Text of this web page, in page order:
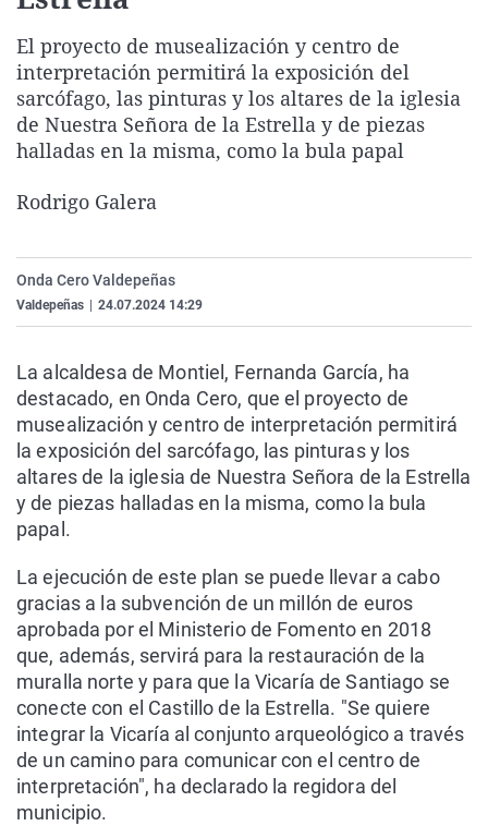
Gente viajera
Como el perro y el
Retornados
Equipo de
Operación Viuda
Galicia
La Rioja
Navarra
Televisión
Elecciones
El proyecto de musealización y centro de
interpretación permitirá la exposición del
sarcófago, las pinturas y los altares de la iglesia
de Nuestra Señora de la Estrella y de piezas
halladas en la misma, como la bula papal
Rodrigo Galera
Onda Cero Valdepeñas
Valdepeñas 24.07.2024 14:29
La alcaldesa de Montiel, Fernanda García, ha
destacado, en Onda Cero, que el proyecto de
musealización y centro de interpretación permitirá
la exposición del sarcófago, las pinturas y los
altares de la iglesia de Nuestra Señora de la Estrella
y de piezas halladas en la misma, como la bula
papal.
La ejecución de este plan se puede llevar a cabo
gracias a la subvención de un millón de euros
aprobada por el Ministerio de Fomento en 2018
que, además, servirá para la restauración de la
muralla norte y para que la Vicaría de Santiago se
conecte con el Castillo de la Estrella. "Se quiere
integrar la Vicaría al conjunto arqueológico a través
de un camino para comunicar con el centro de
interpretación", ha declarado la regidora del
municipio.